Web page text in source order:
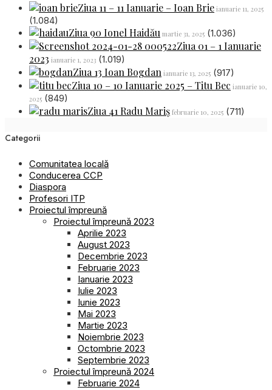
Ziua 11 – 11 Ianuarie – Ioan Brie ianuarie 11, 2025
(1.084)
Ziua 90 Ionel Haidău martie 31, 2025 (1.036)
Ziua 01 – 1 Ianuarie
2023 ianuarie 1, 2023 (1.019)
Ziua 13 Ioan Bogdan ianuarie 13, 2025 (917)
Ziua 10 – 10 Ianuarie 2025 – Titu Bec ianuarie 10,
2025 (849)
Ziua 41 Radu Mariș februarie 10, 2025 (711)
Categorii
Comunitatea locală
Conducerea CCP
Diaspora
Profesori ITP
Proiectul împreună
Proiectul împreună 2023
Aprilie 2023
August 2023
Decembrie 2023
Februarie 2023
Ianuarie 2023
Iulie 2023
Iunie 2023
Mai 2023
Martie 2023
Noiembrie 2023
Octombrie 2023
Septembrie 2023
Proiectul împreună 2024
Februarie 2024